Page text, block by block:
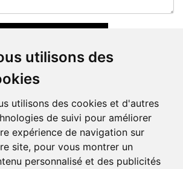
utilisons des
utilisons des cookies et d'autres
de suivi pour améliorer
expérience de navigation sur
site, pour vous montrer un
personnalisé et des publicités
recopier les chiffres et lettre ci-dessous :